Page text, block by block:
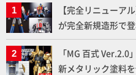
【完全リニューア
が完全新規造形で
下ろしでご紹介!!さ
ト」セット情報も
「MG 百式
新メタリック塗料